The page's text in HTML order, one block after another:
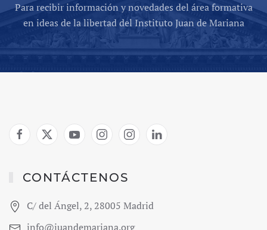
Para recibir información y novedades del área formativa
en ideas de la libertad del Instituto Juan de Mariana
CONTÁCTENOS
C/ del Ángel, 2, 28005 Madrid
info@juandemariana.org